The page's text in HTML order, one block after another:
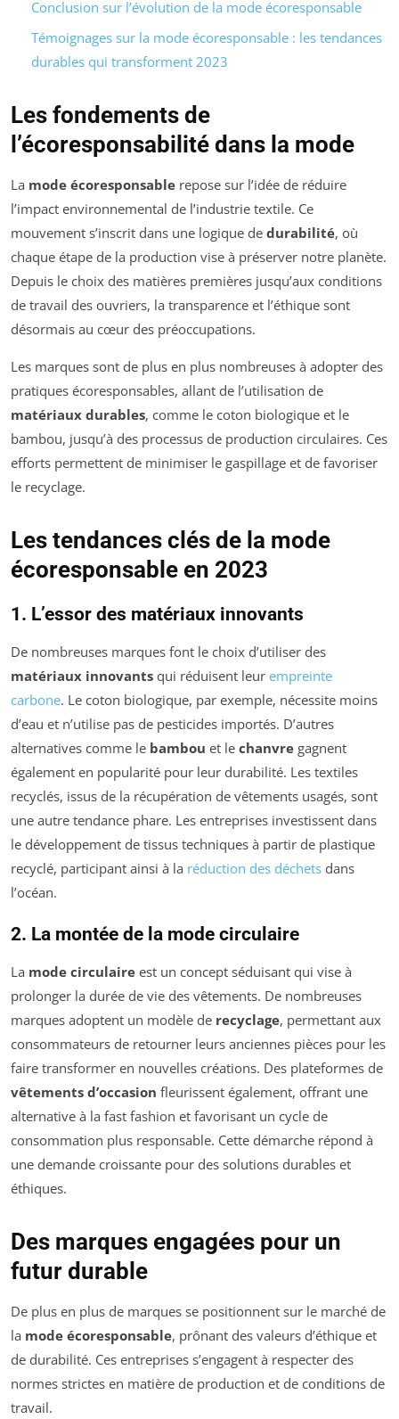
Conclusion sur l’évolution de la mode écoresponsable
Témoignages sur la mode écoresponsable : les tendances
durables qui transforment 2023
Les fondements de
l’écoresponsabilité dans la mode
La mode écoresponsable repose sur l’idée de réduire
l’impact environnemental de l’industrie textile. Ce
mouvement s’inscrit dans une logique de durabilité, où
chaque étape de la production vise à préserver notre planète.
Depuis le choix des matières premières jusqu’aux conditions
de travail des ouvriers, la transparence et l’éthique sont
désormais au cœur des préoccupations.
Les marques sont de plus en plus nombreuses à adopter des
pratiques écoresponsables, allant de l’utilisation de
matériaux durables, comme le coton biologique et le
bambou, jusqu’à des processus de production circulaires. Ces
efforts permettent de minimiser le gaspillage et de favoriser
le recyclage.
Les tendances clés de la mode
écoresponsable en 2023
1. L’essor des matériaux innovants
De nombreuses marques font le choix d’utiliser des
matériaux innovants qui réduisent leur empreinte
carbone. Le coton biologique, par exemple, nécessite moins
d’eau et n’utilise pas de pesticides importés. D’autres
alternatives comme le bambou et le chanvre gagnent
également en popularité pour leur durabilité. Les textiles
recyclés, issus de la récupération de vêtements usagés, sont
une autre tendance phare. Les entreprises investissent dans
le développement de tissus techniques à partir de plastique
recyclé, participant ainsi à la réduction des déchets dans
l’océan.
2. La montée de la mode circulaire
La mode circulaire est un concept séduisant qui vise à
prolonger la durée de vie des vêtements. De nombreuses
marques adoptent un modèle de recyclage, permettant aux
consommateurs de retourner leurs anciennes pièces pour les
faire transformer en nouvelles créations. Des plateformes de
vêtements d’occasion fleurissent également, offrant une
alternative à la fast fashion et favorisant un cycle de
consommation plus responsable. Cette démarche répond à
une demande croissante pour des solutions durables et
éthiques.
Des marques engagées pour un
futur durable
De plus en plus de marques se positionnent sur le marché de
la mode écoresponsable, prônant des valeurs d’éthique et
de durabilité. Ces entreprises s’engagent à respecter des
normes strictes en matière de production et de conditions de
travail.